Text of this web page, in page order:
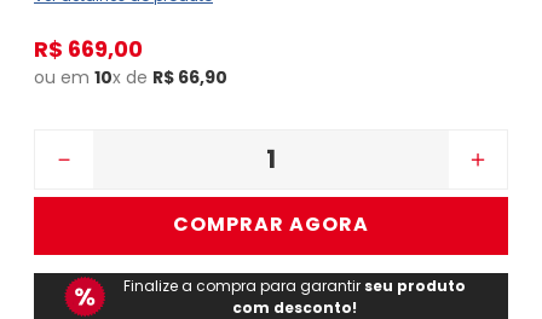
R$ 669,00
ou em 10x de R$ 66,90
＋
－
COMPRAR AGORA
Finalize a compra para garantir seu produto
com desconto!